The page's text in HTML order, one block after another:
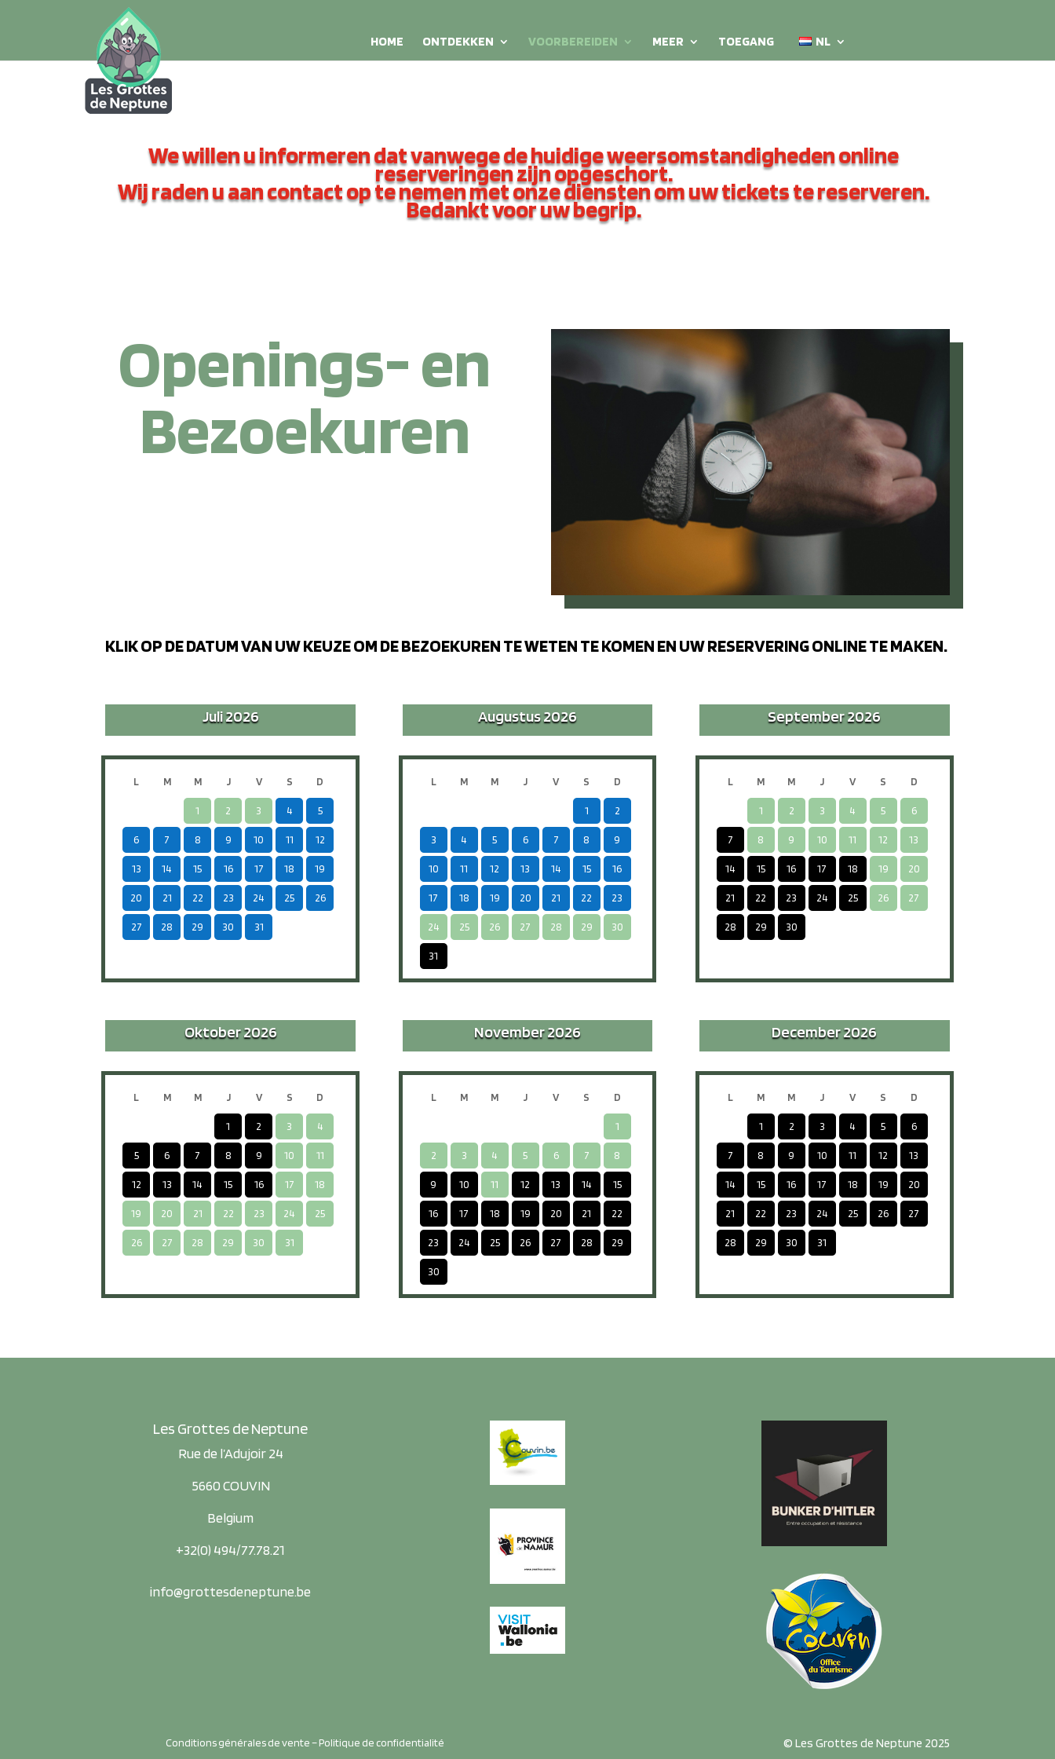
HOME ONTDEKKEN VOORBEREIDEN MEER TOEGANG NL
We willen u informeren dat vanwege de huidige weersomstandigheden online
reserveringen zijn opgeschort.
Wij raden u aan contact op te nemen met onze diensten om uw tickets te reserveren.
Bedankt voor uw begrip.
Openings- en
Bezoekuren
KLIK OP DE DATUM VAN UW KEUZE OM DE BEZOEKUREN TE WETEN TE KOMEN EN UW RESERVERING ONLINE TE MAKEN.
Juli 2026
L M M J V S D
1 2 3 4 5
6 7 8 9 10 11 12
13 14 15 16 17 18 19
20 21 22 23 24 25 26
27 28 29 30 31
Augustus 2026
L M M J V S D
1 2
3 4 5 6 7 8 9
10 11 12 13 14 15 16
17 18 19 20 21 22 23
24 25 26 27 28 29 30
31
September 2026
L M M J V S D
1 2 3 4 5 6
7 8 9 10 11 12 13
14 15 16 17 18 19 20
21 22 23 24 25 26 27
28 29 30
Oktober 2026
L M M J V S D
1 2 3 4
5 6 7 8 9 10 11
12 13 14 15 16 17 18
19 20 21 22 23 24 25
26 27 28 29 30 31
November 2026
L M M J V S D
1
2 3 4 5 6 7 8
9 10 11 12 13 14 15
16 17 18 19 20 21 22
23 24 25 26 27 28 29
30
December 2026
L M M J V S D
1 2 3 4 5 6
7 8 9 10 11 12 13
14 15 16 17 18 19 20
21 22 23 24 25 26 27
28 29 30 31
Les Grottes de Neptune
Rue de l’Adujoir 24
5660 COUVIN
Belgium
+32(0) 494/77.78.21
info@grottesdeneptune.be
Conditions générales de vente–Politique de confidentialité © Les Grottes de Neptune 2025